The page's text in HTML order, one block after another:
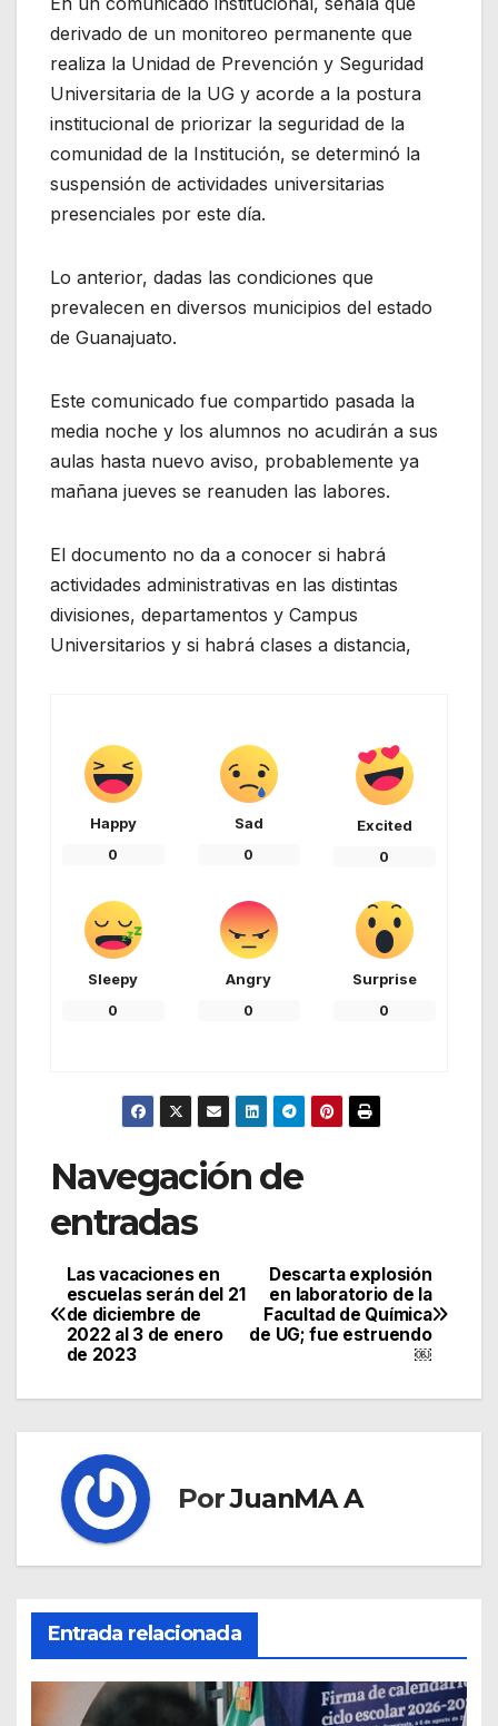
derivado de un monitoreo permanente que
realiza la Unidad de Prevención y Seguridad
Universitaria de la UG y acorde a la postura
institucional de priorizar la seguridad de la
comunidad de la Institución, se determinó la
suspensión de actividades universitarias
presenciales por este día.
Lo anterior, dadas las condiciones que
prevalecen en diversos municipios del estado
de Guanajuato.
Este comunicado fue compartido pasada la
media noche y los alumnos no acudirán a sus
aulas hasta nuevo aviso, probablemente ya
mañana jueves se reanuden las labores.
El documento no da a conocer si habrá
actividades administrativas en las distintas
divisiones, departamentos y Campus
Universitarios y si habrá clases a distancia,
Happy
0
Sad
0
Excited
0
Sleepy
0
Angry
0
Surprise
0
Navegación de
entradas
Descarta explosión
en laboratorio de la
Facultad de Química
de UG; fue estruendo
￼
Las vacaciones en
escuelas serán del 21
de diciembre de
2022 al 3 de enero
de 2023
PorJuanMA A
Entrada relacionada